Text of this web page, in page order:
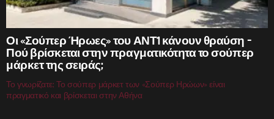
Οι «Σούπερ Ήρωες» του ΑΝΤ1 κάνουν θραύση –
Πού βρίσκεται στην πραγματικότητα το σούπερ
μάρκετ της σειράς;
Το γνωρίζατε; Το σούπερ μάρκετ των «Σούπερ Ηρώων» είναι
πραγματικό και βρίσκεται στην Αθήνα